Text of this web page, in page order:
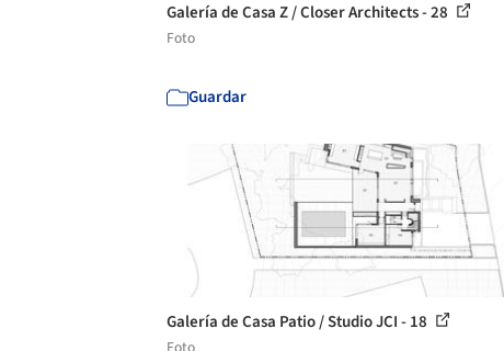
Galería de Casa Z / Closer Architects - 28
Foto
Guardar
Galería de Casa Patio / Studio JCI - 18